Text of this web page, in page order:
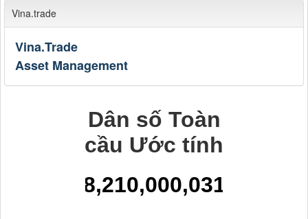
Vina.trade
Vina.Trade
Asset Management